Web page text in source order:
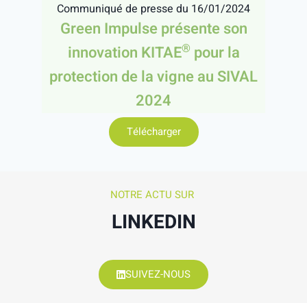
Communiqué de presse du 16/01/2024
Green Impulse présente son
innovation KITAE® pour la
protection de la vigne au SIVAL
2024
Télécharger
NOTRE ACTU SUR
LINKEDIN
SUIVEZ-NOUS